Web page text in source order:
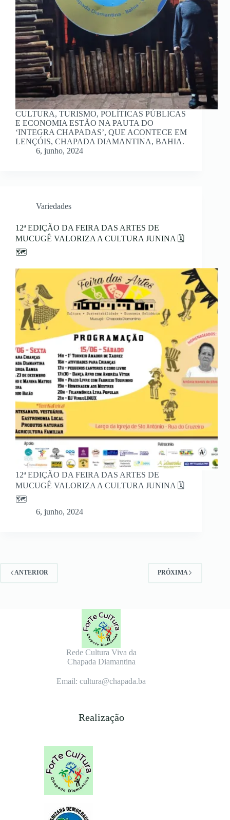
CULTURA, TURISMO, POLÍTICAS PÚBLICAS
E ECONOMIA ESTÃO NA PAUTA DO
‘INTEGRA CHAPADAS’, QUE ACONTECE EM
LENÇÓIS, CHAPADA DIAMANTINA, BAHIA.
6, junho, 2024
Variedades
12ª EDIÇÃO DA FEIRA DAS ARTES DE
MUCUGÊ VALORIZA A CULTURA JUNINA 🗓
🗺
12ª EDIÇÃO DA FEIRA DAS ARTES DE
MUCUGÊ VALORIZA A CULTURA JUNINA 🗓
🗺
6, junho, 2024
ANTERIOR PRÓXIMA
Rede Cultura Viva da
Chapada Diamantina
Email: cultura@chapada.ba
Realização